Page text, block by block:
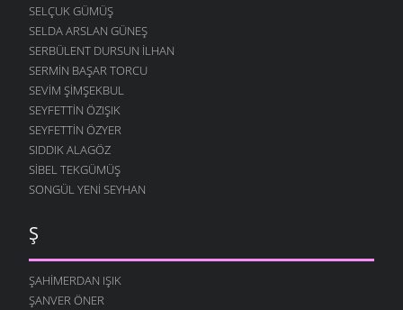
SELÇUK GÜMÜŞ
SELDA ARSLAN GÜNEŞ
SERBÜLENT DURSUN İLHAN
SERMIN BAŞAR TORCU
SEVIM ŞIMŞEKBUL
SEYFETTIN ÖZIŞIK
SEYFETTIN ÖZYER
SIDDIK ALAGÖZ
SIBEL TEKGÜMÜŞ
SONGÜL YENI SEYHAN
Ş
ŞAHIMERDAN IŞIK
ŞANVER ÖNER